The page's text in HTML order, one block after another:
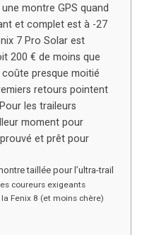
montre GPS quand
et complet est à -27
7 Pro Solar est
200 € de moins que
presque moitié
retours pointent
les traileurs
moment pour
et prêt pour
taillée pour l’ultra-trail
coureurs exigeants
Fenix 8 (et moins chère)